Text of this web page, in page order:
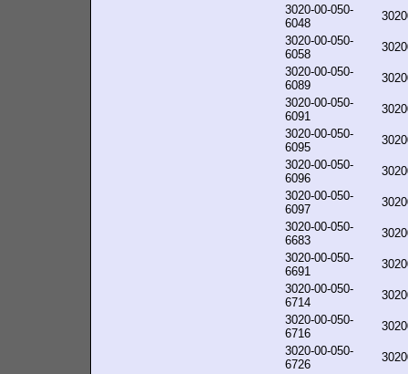
3020-00-050-
6048
3020-00-050-
6058
3020-00-050-
6089
3020-00-050-
6091
3020-00-050-
6095
3020-00-050-
6096
3020-00-050-
6097
3020-00-050-
6683
3020-00-050-
6691
3020-00-050-
6714
3020-00-050-
6716
3020-00-050-
6726